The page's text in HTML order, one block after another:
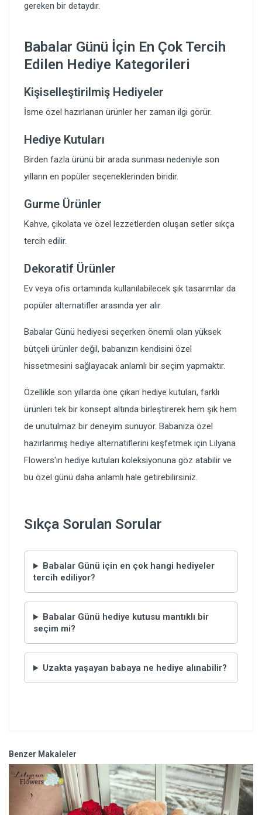
gereken bir detaydır.
Babalar Günü İçin En Çok Tercih
Edilen Hediye Kategorileri
Kişiselleştirilmiş Hediyeler
İsme özel hazırlanan ürünler her zaman ilgi görür.
Hediye Kutuları
Birden fazla ürünü bir arada sunması nedeniyle son
yılların en popüler seçeneklerinden biridir.
Gurme Ürünler
Kahve, çikolata ve özel lezzetlerden oluşan setler sıkça
tercih edilir.
Dekoratif Ürünler
Ev veya ofis ortamında kullanılabilecek şık tasarımlar da
popüler alternatifler arasında yer alır.
Babalar Günü hediyesi seçerken önemli olan yüksek
bütçeli ürünler değil, babanızın kendisini özel
hissetmesini sağlayacak anlamlı bir seçim yapmaktır.
Özellikle son yıllarda öne çıkan hediye kutuları, farklı
ürünleri tek bir konsept altında birleştirerek hem şık hem
de unutulmaz bir deneyim sunuyor. Babanıza özel
hazırlanmış hediye alternatiflerini keşfetmek için Lilyana
Flowers'ın hediye kutuları koleksiyonuna göz atabilir ve
bu özel günü daha anlamlı hale getirebilirsiniz.
Sıkça Sorulan Sorular
Babalar Günü için en çok hangi hediyeler
tercih ediliyor?
Babalar Günü hediye kutusu mantıklı bir
seçim mi?
Uzakta yaşayan babaya ne hediye alınabilir?
Benzer Makaleler